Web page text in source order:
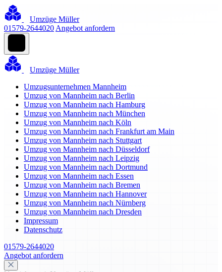
Umzüge Müller
01579-2644020 Angebot anfordern
Umzüge Müller
Umzugsunternehmen Mannheim
Umzug von Mannheim nach Berlin
Umzug von Mannheim nach Hamburg
Umzug von Mannheim nach München
Umzug von Mannheim nach Köln
Umzug von Mannheim nach Frankfurt am Main
Umzug von Mannheim nach Stuttgart
Umzug von Mannheim nach Düsseldorf
Umzug von Mannheim nach Leipzig
Umzug von Mannheim nach Dortmund
Umzug von Mannheim nach Essen
Umzug von Mannheim nach Bremen
Umzug von Mannheim nach Hannover
Umzug von Mannheim nach Nürnberg
Umzug von Mannheim nach Dresden
Impressum
Datenschutz
01579-2644020
Angebot anfordern